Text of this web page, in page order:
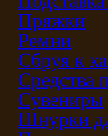
Пряжки
Ремни
Сбруя к
Средства
Сувениры
Шнурки